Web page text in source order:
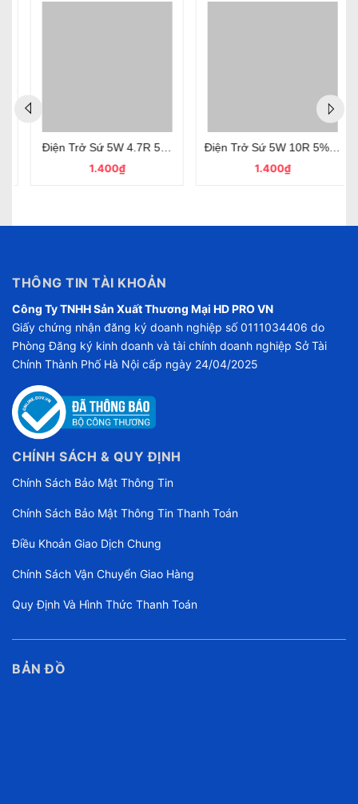
Trở Công Suất
Điện Trở Sứ 5W 4.7R 5%, Điện Trở Công Suất
1.400₫
Điện Trở Sứ 5W 10R 5%, Điện
1.400₫
THÔNG TIN TÀI KHOẢN
Công Ty TNHH Sản Xuất Thương Mại HD PRO VN
Giấy chứng nhận đăng ký doanh nghiệp số 0111034406 do
Phòng Đăng ký kinh doanh và tài chính doanh nghiệp Sở Tài
Chính Thành Phố Hà Nội cấp ngày 24/04/2025
CHÍNH SÁCH & QUY ĐỊNH
Chính Sách Bảo Mật Thông Tin
Chính Sách Bảo Mật Thông Tin Thanh Toán
Điều Khoản Giao Dịch Chung
Chính Sách Vận Chuyển Giao Hàng
Quy Định Và Hình Thức Thanh Toán
BẢN ĐỒ